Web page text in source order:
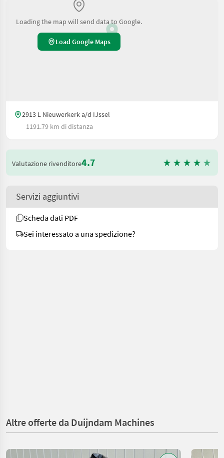
Loading the map will send data to Google.
Load Google Maps
2913 L Nieuwerkerk a/d IJssel
1191.79 km di distanza
Valutazione rivenditore4.7
Servizi aggiuntivi
Scheda dati PDF
Sei interessato a una spedizione?
Altre offerte da Duijndam Machines